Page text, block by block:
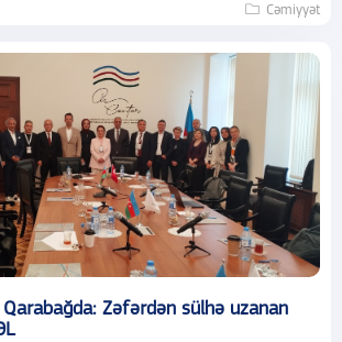
Cəmiyyət
Qarabağda: Zəfərdən sülhə uzanan